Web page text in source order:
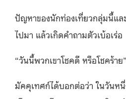
ปัญหาของนักท่องเที่ยวกลุ่มนี้แล
ไปมา แล้วเกิดคำถามตัวเบ้อเร่อ
“วันนี้พวกเขาโชคดี หรือโชคร้าย”
มัคคุเทศก์ได้บอกต่อว่า ในวันห